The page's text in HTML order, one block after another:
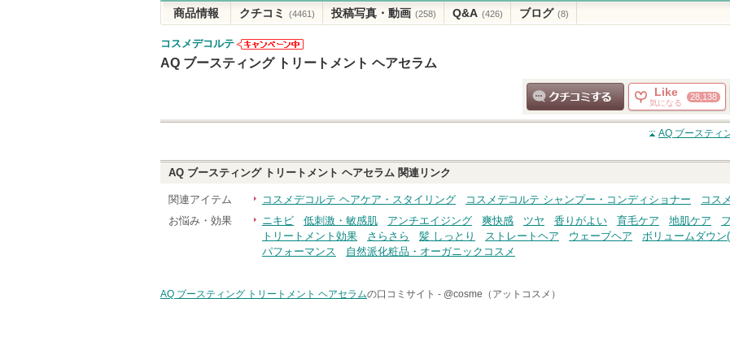
商品情報 クチコミ (4461) 投稿写真・動画 (258) Q&A (426) ブログ (8)
コスメデコルテ
コスメデコル
す
AQ ブースティング トリートメント ヘアセラム
クチコミする
Like
気になる
28,138
AQ ブースティ
AQ ブースティング トリートメント ヘアセラム 関連リンク
関連アイテム コスメデコルテ ヘアケア・スタイリング コスメデコルテ シャンプー・コンディショナー
コス
お悩み・効果
ニキビ 低刺激・敏感肌 アンチエイジング 爽快感 ツヤ 香りがよい 育毛ケア 地肌ケア
トリートメント効果
さらさら 髪 しっとり ストレートヘア ウェーブヘア ボリュームダウン
パフォーマンス
自然派化粧品・オーガニックコスメ
AQ ブースティング トリートメント ヘアセラムの口コミサイト - @cosme（アットコスメ）